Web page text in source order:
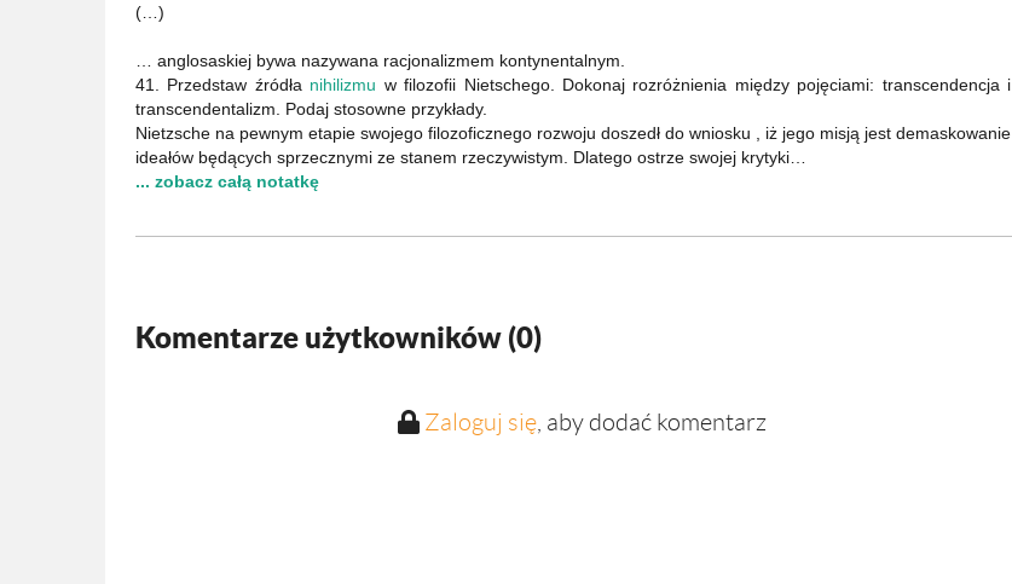
(…)
… anglosaskiej bywa nazywana racjonalizmem kontynentalnym.
41. Przedstaw źródła nihilizmu w filozofii Nietschego. Dokonaj rozróżnienia między pojęciami: transcendencja i
transcendentalizm. Podaj stosowne przykłady.
Nietzsche na pewnym etapie swojego filozoficznego rozwoju doszedł do wniosku , iż jego misją jest demaskowanie
ideałów będących sprzecznymi ze stanem rzeczywistym. Dlatego ostrze swojej krytyki…
... zobacz całą notatkę
Komentarze użytkowników (0)
Zaloguj się, aby dodać komentarz